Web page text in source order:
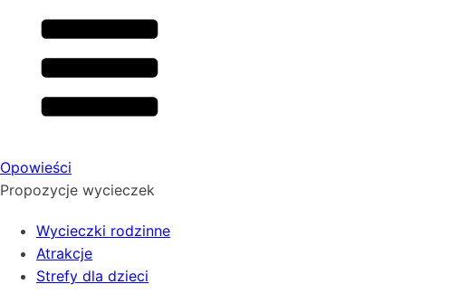
Opowieści
Propozycje wycieczek
Wycieczki rodzinne
Atrakcje
Strefy dla dzieci